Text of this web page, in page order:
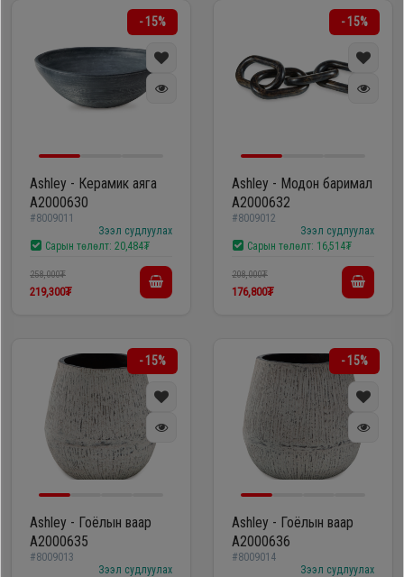
- 15%
Ashley - Керамик аяга
A2000630
#8009011
Зээл судлуулах
Сарын төлөлт: 20,484₮
258,000₮
219,300₮
- 15%
Ashley - Модон баримал
A2000632
#8009012
Зээл судлуулах
Сарын төлөлт: 16,514₮
208,000₮
176,800₮
- 15%
Ashley - Гоёлын ваар
A2000635
#8009013
Зээл судлуулах
- 15%
Ashley - Гоёлын ваар
A2000636
#8009014
Зээл судлуулах